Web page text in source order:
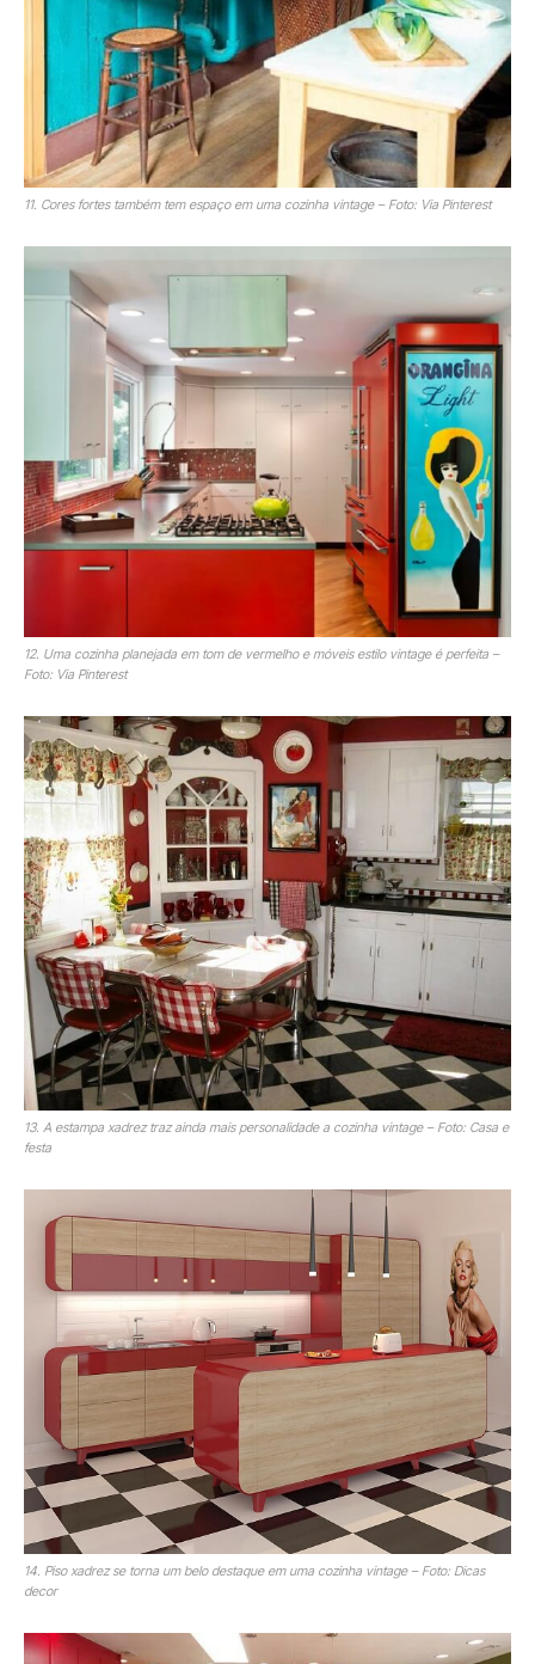
11. Cores fortes também tem espaço em uma cozinha vintage – Foto: Via Pinterest
12. Uma cozinha planejada em tom de vermelho e móveis estilo vintage é perfeita –
Foto: Via Pinterest
13. A estampa xadrez traz ainda mais personalidade a cozinha vintage – Foto: Casa e
festa
14. Piso xadrez se torna um belo destaque em uma cozinha vintage – Foto: Dicas
decor